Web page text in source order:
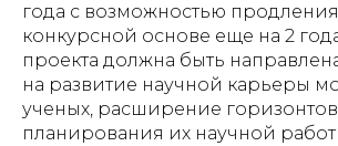
года с возможностью
конкурсной основе еще на 2
проекта должна быть
на развитие научной карьеры
ученых, расширение горизонтов
планирования их научной